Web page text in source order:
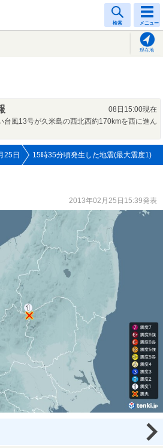
検索 メニュー
現在地
08日15:00現在
台風13号が久米島の西北西約170kmを西に進ん
25日 15時35分頃発生した地震(最大震度1)
2013年02月25日15:39発表